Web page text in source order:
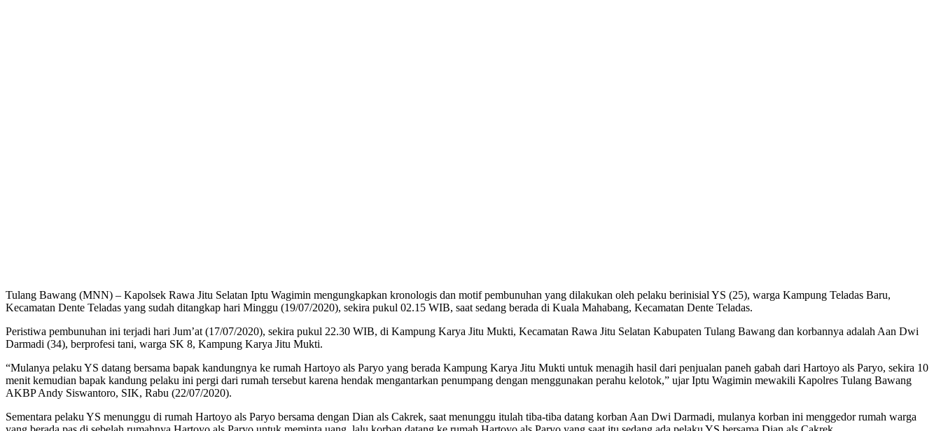
Tulang Bawang (MNN) – Kapolsek Rawa Jitu Selatan Iptu Wagimin mengungkapkan kronologis dan motif pembunuhan yang dilakukan oleh pelaku berinisial YS (25), warga Kampung Teladas Baru,
Kecamatan Dente Teladas yang sudah ditangkap hari Minggu (19/07/2020), sekira pukul 02.15 WIB, saat sedang berada di Kuala Mahabang, Kecamatan Dente Teladas.
Peristiwa pembunuhan ini terjadi hari Jum’at (17/07/2020), sekira pukul 22.30 WIB, di Kampung Karya Jitu Mukti, Kecamatan Rawa Jitu Selatan Kabupaten Tulang Bawang dan korbannya adalah Aan Dwi
Darmadi (34), berprofesi tani, warga SK 8, Kampung Karya Jitu Mukti.
“Mulanya pelaku YS datang bersama bapak kandungnya ke rumah Hartoyo als Paryo yang berada Kampung Karya Jitu Mukti untuk menagih hasil dari penjualan paneh gabah dari Hartoyo als Paryo, sekira 10
menit kemudian bapak kandung pelaku ini pergi dari rumah tersebut karena hendak mengantarkan penumpang dengan menggunakan perahu kelotok,” ujar Iptu Wagimin mewakili Kapolres Tulang Bawang
AKBP Andy Siswantoro, SIK, Rabu (22/07/2020).
Sementara pelaku YS menunggu di rumah Hartoyo als Paryo bersama dengan Dian als Cakrek, saat menunggu itulah tiba-tiba datang korban Aan Dwi Darmadi, mulanya korban ini menggedor rumah warga